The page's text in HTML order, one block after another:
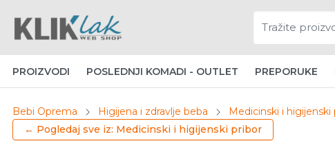
PROIZVODI POSLEDNJI KOMADI - OUTLET PREPORUKE
Bebi Oprema Higijena i zdravlje beba Medicinski i higijenski
← Pogledaj sve iz: Medicinski i higijenski pribor